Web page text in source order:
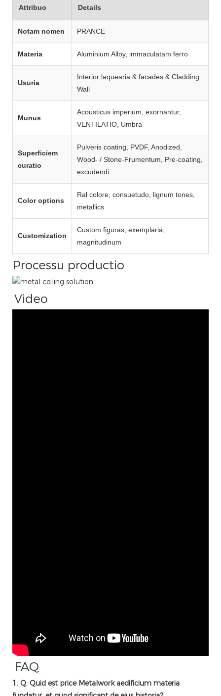
Attribuo Details
Notam nomen PRANCE
Materia Aluminium Alloy, immaculatam ferro
Usuria
Interior laquearia & facades & Cladding
Wall
Munus
Acousticus imperium, exornantur,
VENTILATIO, Umbra
Superficiem
curatio
Pulveris coating, PVDF, Anodized,
Wood- / Stone-Frumentum, Pre-coating,
excudendi
Color options
Ral colore, consuetudo, lignum tones,
metallics
Customization
Custom figuras, exemplaria,
magnitudinum
Processu productio
Video
FAQ
1. Q: Quid est price Metalwork aedificium materia